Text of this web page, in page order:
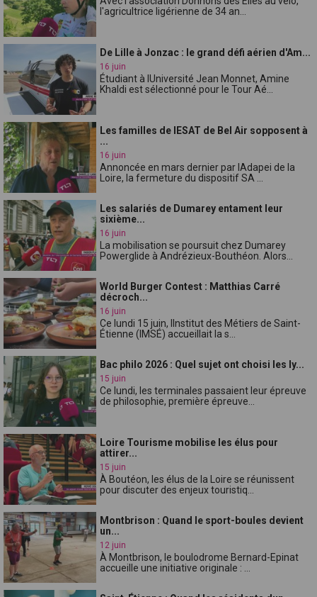
l'agricultrice ligérienne de 34 an...
De Lille à Jonzac : le grand défi aérien d'Am...
16 juin
Étudiant à lUniversité Jean Monnet, Amine
Khaldi est sélectionné pour le Tour Aé...
Les familles de lESAT de Bel Air sopposent à
...
16 juin
Annoncée en mars dernier par lAdapei de la
Loire, la fermeture du dispositif SA ...
Les salariés de Dumarey entament leur
sixième...
16 juin
La mobilisation se poursuit chez Dumarey
Powerglide à Andrézieux-Bouthéon. Alors...
World Burger Contest : Matthias Carré
décroch...
16 juin
Ce lundi 15 juin, lInstitut des Métiers de Saint-
Étienne (IMSÉ) accueillait la s...
Bac philo 2026 : Quel sujet ont choisi les ly...
15 juin
Ce lundi, les terminales passaient leur épreuve
de philosophie, première épreuve...
Loire Tourisme mobilise les élus pour
attirer...
15 juin
À Boutéon, les élus de la Loire se réunissent
pour discuter des enjeux touristiq...
Montbrison : Quand le sport-boules devient
un...
12 juin
À Montbrison, le boulodrome Bernard-Epinat
accueille une initiative originale : ...